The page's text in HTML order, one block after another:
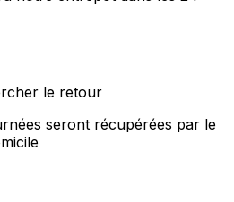
le retour
seront récupérées par le